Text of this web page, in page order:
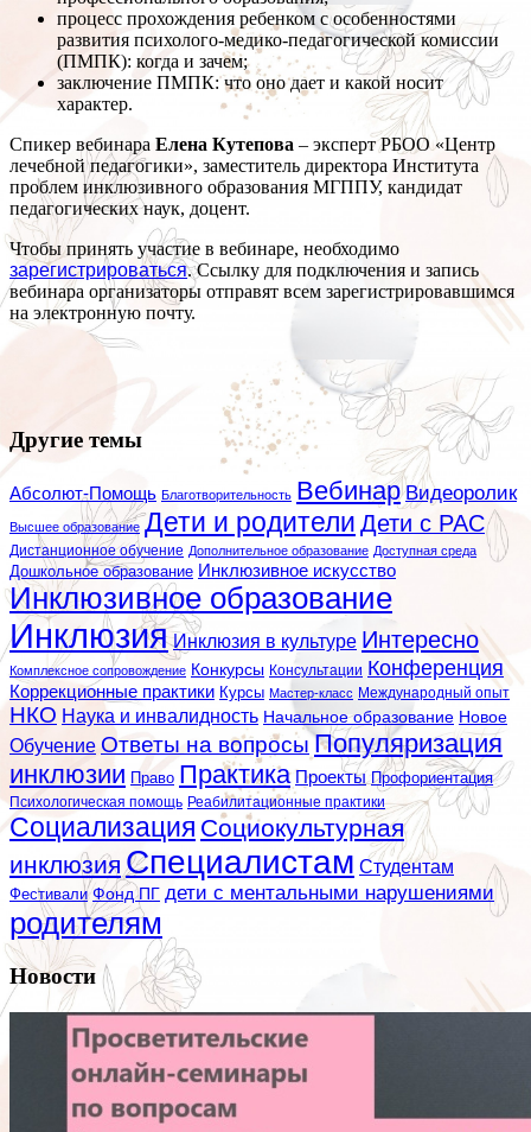
процесс прохождения ребенком с особенностями
развития психолого-медико-педагогической комиссии
(ПМПК): когда и зачем;
заключение ПМПК: что оно дает и какой носит
характер.
Спикер вебинара Елена Кутепова – эксперт РБОО «Центр
лечебной педагогики», заместитель директора Института
проблем инклюзивного образования МГППУ, кандидат
педагогических наук, доцент.
Чтобы принять участие в вебинаре, необходимо
зарегистрироваться. Ссылку для подключения и запись
вебинара организаторы отправят всем зарегистрировавшимся
на электронную почту.
Другие темы
Абсолют-Помощь Благотворительность Вебинар Видеоролик
Высшее образование Дети и родители Дети с РАС
Дистанционное обучение Дополнительное образование Доступная среда
Дошкольное образование Инклюзивное искусство
Инклюзивное образование
Инклюзия Инклюзия в культуре Интересно
Комплексное сопровождение Конкурсы Консультации Конференция
Коррекционные практики Курсы Мастер-класс Международный опыт
НКО Наука и инвалидность Начальное образование Новое
Обучение Ответы на вопросы Популяризация
инклюзии Право Практика Проекты Профориентация
Психологическая помощь Реабилитационные практики
Социализация Социокультурная
инклюзия Специалистам Студентам
Фестивали Фонд ПГ дети с ментальными нарушениями
родителям
Новости